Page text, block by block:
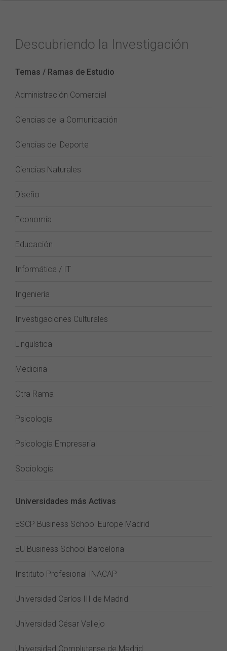
Descubriendo la Investigación
Temas / Ramas de Estudio
Administración Comercial
Ciencias de la Comunicación
Ciencias del Deporte
Ciencias Naturales
Diseño
Economía
Educación
Informática / IT
Ingeniería
Investigaciones Culturales
Lingüística
Medicina
Otra Rama
Psicología
Psicología Empresarial
Sociología
Universidades más Activas
ESCP Business School Europe Madrid
EU Business School Barcelona
Instituto Profesional INACAP
Universidad Carlos III de Madrid
Universidad César Vallejo
Universidad Complutense de Madrid